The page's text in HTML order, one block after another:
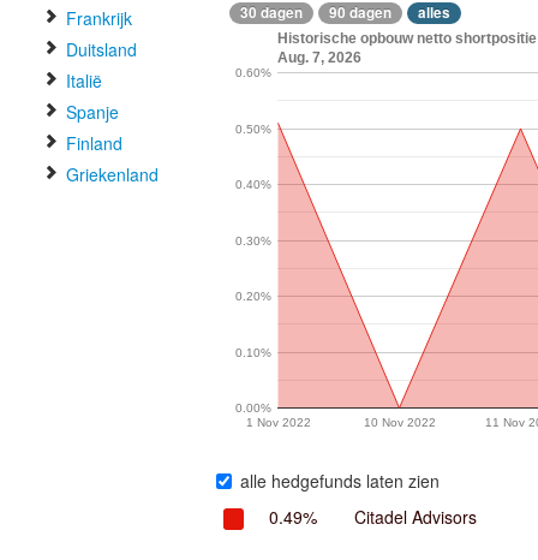
Frankrijk
Duitsland
Italië
Spanje
Finland
Griekenland
30 dagen 90 dagen alles
Historische opbouw netto
Aug. 7, 2026
1 Nov 2022 10 Nov 2022 11 Nov
0.00%
0.10%
0.20%
0.30%
0.40%
0.50%
0.60%
alle hedgefunds laten zien
0.49%
Citadel Advisors